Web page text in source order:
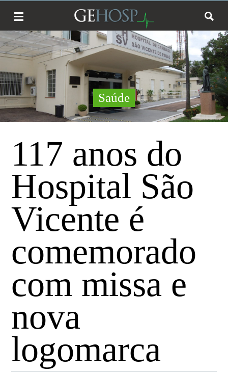
Saúde
117 anos do
Hospital São
Vicente é
comemorado
com missa e
nova
logomarca